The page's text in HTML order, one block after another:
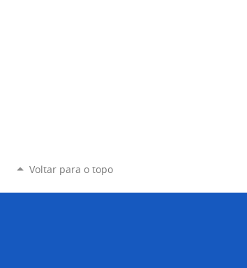
Voltar para o topo